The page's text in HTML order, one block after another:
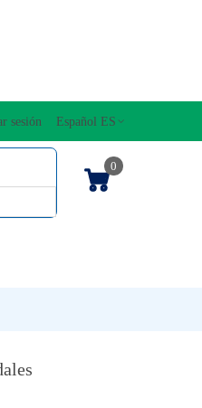
sesión Español ES
0